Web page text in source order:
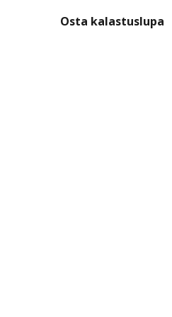
Osta kalastuslupa